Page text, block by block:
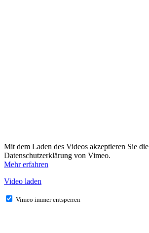
Mit dem Laden des Videos akzeptieren Sie die
Datenschutzerklärung von Vimeo.
Mehr erfahren
Video laden
Vimeo immer entsperren